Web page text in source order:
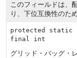
このフィールドは、
り、下位互換性のた
protected static
final int
グリッド・バッグ・